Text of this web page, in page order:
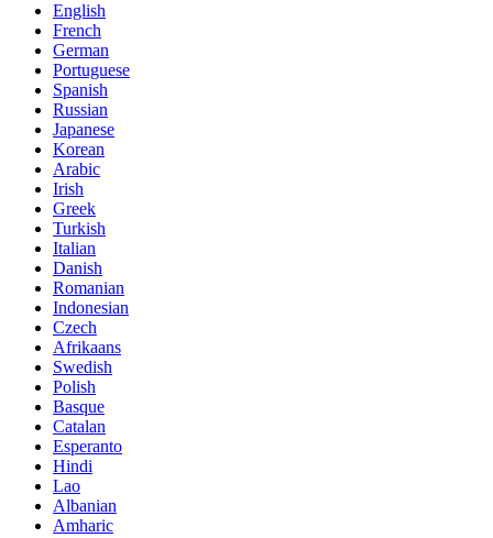
English
French
German
Portuguese
Spanish
Russian
Japanese
Korean
Arabic
Irish
Greek
Turkish
Italian
Danish
Romanian
Indonesian
Czech
Afrikaans
Swedish
Polish
Basque
Catalan
Esperanto
Hindi
Lao
Albanian
Amharic